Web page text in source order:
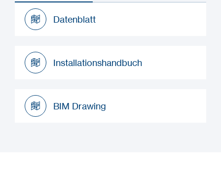
Datenblatt
Installationshandbuch
BIM Drawing